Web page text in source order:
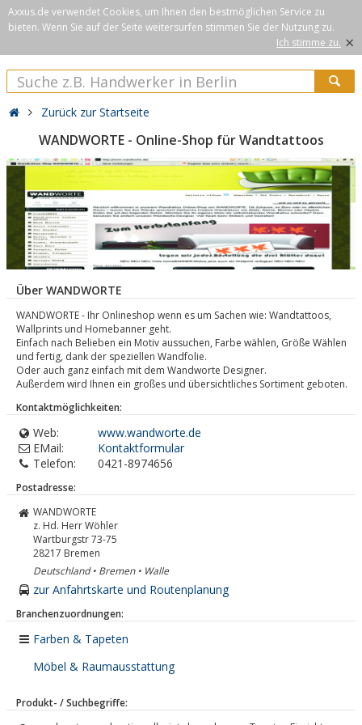
Axxus.de verwendet Cookies, um Ihnen den bestmöglichen Service zu
bieten. Wenn Sie auf der Seite weitersurfen stimmen Sie der Nutzung zu.
Ich stimme zu. ×
Zurück zur Startseite
WANDWORTE - Online-Shop für Wandtattoos
Über WANDWORTE
WANDWORTE - Ihr Onlineshop wenn es um Sachen wie: Wandtattoos,
Wallprints und Homebanner geht.
Einfach nach Belieben ein Motiv aussuchen, Farbe wählen, Größe Wählen
und fertig, dank der speziellen Wandfolie.
Oder auch ganz einfach mit dem Wandworte Designer.
Außerdem wird Ihnen ein großes und übersichtliches Sortiment geboten.
Kontaktmöglichkeiten:
Web:
www.wandworte.de
EMail:
Kontaktformular
Telefon:
0421-8974656
Postadresse:
WANDWORTE
z. Hd. Herr Wöhler
Wartburgstr 73-75
28217 Bremen
Deutschland • Bremen • Walle
zur Anfahrtskarte und Routenplanung
Branchenzuordnungen:
Farben & Tapeten
Möbel & Raumausstattung
Produkt- / Suchbegriffe: